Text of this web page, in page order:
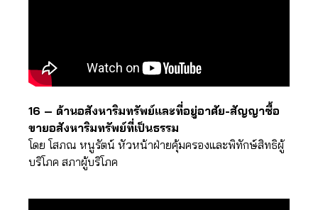
16 – ด้านอสังหาริมทรัพย์และที่อยู่อาศัย-สัญญาซื้อ
ขายอสังหาริมทรัพย์ที่เป็นธรรม
โดย โสภณ หนูรัตน์ หัวหน้าฝ่ายคุ้มครองและพิทักษ์สิทธิผู้
บริโภค สภาผู้บริโภค